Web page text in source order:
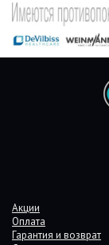
Акции
Оплата
Гарантия и возврат